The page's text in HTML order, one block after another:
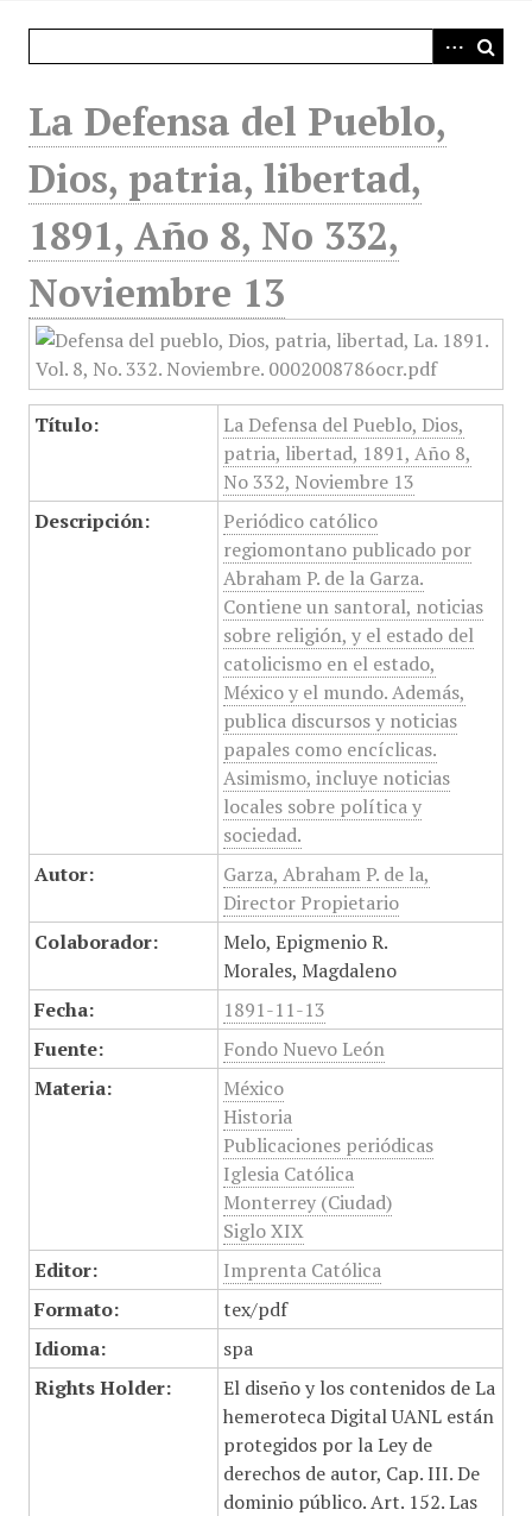
La Defensa del Pueblo,
Dios, patria, libertad,
1891, Año 8, No 332,
Noviembre 13
Título:
La Defensa del Pueblo, Dios,
patria, libertad, 1891, Año 8,
No 332, Noviembre 13
Descripción:
Periódico católico
regiomontano publicado por
Abraham P. de la Garza.
Contiene un santoral, noticias
sobre religión, y el estado del
catolicismo en el estado,
México y el mundo. Además,
publica discursos y noticias
papales como encíclicas.
Asimismo, incluye noticias
locales sobre política y
sociedad.
Autor:
Garza, Abraham P. de la,
Director Propietario
Colaborador:
Melo, Epigmenio R.
Morales, Magdaleno
Fecha:
1891-11-13
Fuente:
Fondo Nuevo León
Materia:
México
Historia
Publicaciones periódicas
Iglesia Católica
Monterrey (Ciudad)
Siglo XIX
Editor:
Imprenta Católica
Formato:
tex/pdf
Idioma:
spa
Rights Holder:
El diseño y los contenidos de La
hemeroteca Digital UANL están
protegidos por la Ley de
derechos de autor, Cap. III. De
dominio público. Art. 152. Las